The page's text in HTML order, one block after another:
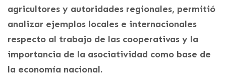
agricultores y autoridades regionales, permitió
analizar ejemplos locales e internacionales
respecto al trabajo de las cooperativas y la
importancia de la asociatividad como base de
la economía nacional.